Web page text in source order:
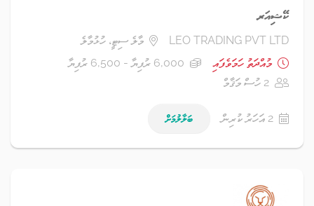
ކޭޝިއަރ
LEO TRADING PVT LTD
މާލެ ސިޓީ، ހުޅުމާލެ
މުއްދަތު ހަމަވެފައި
6,000 ރުފިޔާ - 6,500 ރުފިޔާ
2 ހުސް މަޤާމް
2 އަހަރު ކުރިން ބަލާލުމަށް